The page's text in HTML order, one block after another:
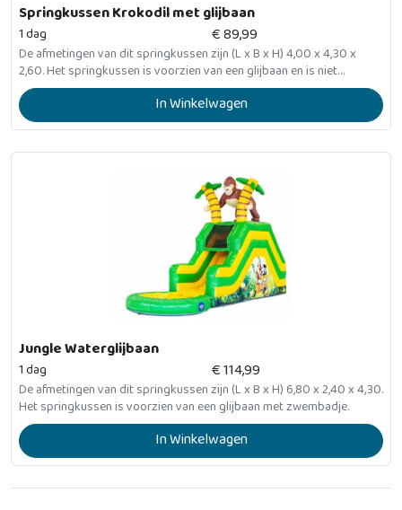
Springkussen Krokodil met glijbaan
1 dag €89,99
De afmetingen van dit springkussen zijn (L x B x H) 4,00 x 4,30 x
2,60. Het springkussen is voorzien van een glijbaan en is niet
overdekt.
In Winkelwagen
Jungle Waterglijbaan
1 dag €114,99
De afmetingen van dit springkussen zijn (L x B x H) 6,80 x 2,40 x 4,30.
Het springkussen is voorzien van een glijbaan met zwembadje.
In Winkelwagen